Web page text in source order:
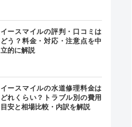
イースマイルの評判・口コミは
どう？料金・対応・注意点を中
立的に解説
イースマイルの水道修理料金は
どれくらい？トラブル別の費用
目安と相場比較・内訳を解説